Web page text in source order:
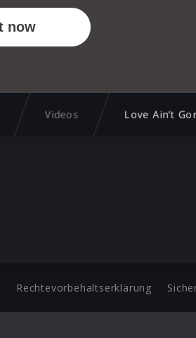
Videos Love Ain’t
Rechtevorbehaltserklärung